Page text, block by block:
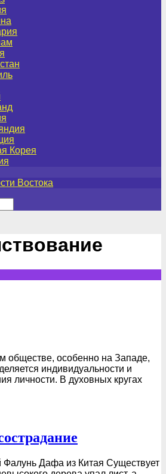
Корея
Востока
обществе, особенно на Западе,
индивидуальности и
личности. В духовных кругах
Дафа из Китая Существует